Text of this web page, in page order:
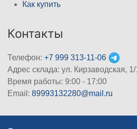
Как купить
Контакты
Телефон: +7 999 313-11-06
Адрес склада: ул. Кирзаводская, 1/
Время работы: 9:00 - 17:00
Email: 89993132280@mail.ru